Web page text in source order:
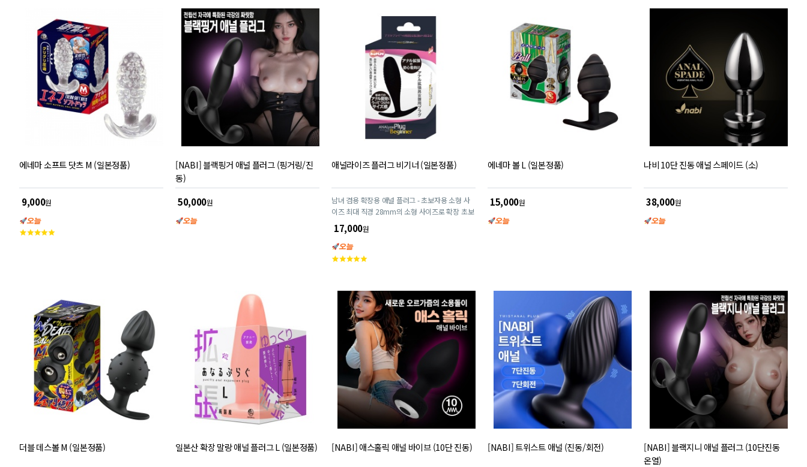
에네마 소프트 닷츠 M (일본정품)
9,000원
고
[NABI] 블랙핑거 애널 플러그 (핑거링/진
동)
50,000원
애널라이즈 플러그 비기너 (일본정품)
남녀 겸용 확장용 애널 플러그 - 초보자용 소형 사
이즈 최대 직경 28mm의 소형 사이즈로 확장 초보
자에게 적합합니다. 장시간 착용을 통해 점진적으
로 확장할 수 있습니다. 적당한 경도의 소프트 실리
콘 소재로 완만한 곡선 디자인을 채택하여 부드럽
게 삽입 가능합니다. 세척이 간편하여 위생적으로
17,000원
고
점
에네마 볼 L (일본정품)
15,000원
나비 10단 진동 애널 스페이드 (소)
38,000원
더블 데스볼 M (일본정품) 일본산 확장 말랑 애널 플러그 L (일본정품) [NABI] 애스홀릭 애널 바이브 (10단 진동) [NABI] 트위스트 애널 (진동/회전)
[NABI] 블랙지니 애널 플러그 (10단진동
온열)